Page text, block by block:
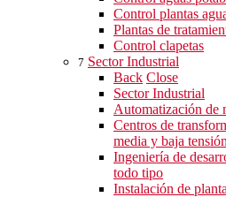
Control plantas
Plantas de
Control clapetas
7 Sector Industrial
Back Close
Sector Industrial
Automatización de
Centros de
media y baja tensión
Ingeniería de
todo tipo
Instalación de